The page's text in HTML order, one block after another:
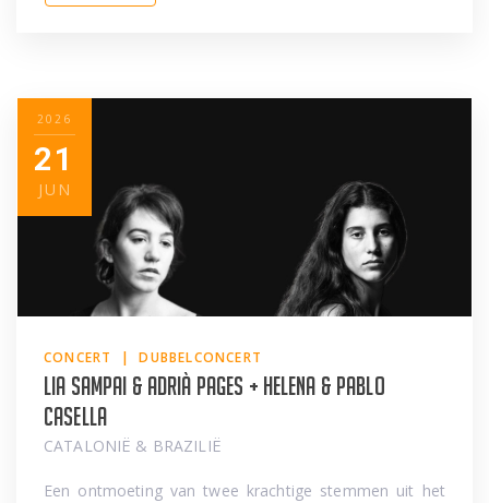
2026
21
JUN
CONCERT | DUBBELCONCERT
Lia Sampai & Adrià Pages + Helena & Pablo
Casella
CATALONIË & BRAZILIË
Een ontmoeting van twee krachtige stemmen uit het